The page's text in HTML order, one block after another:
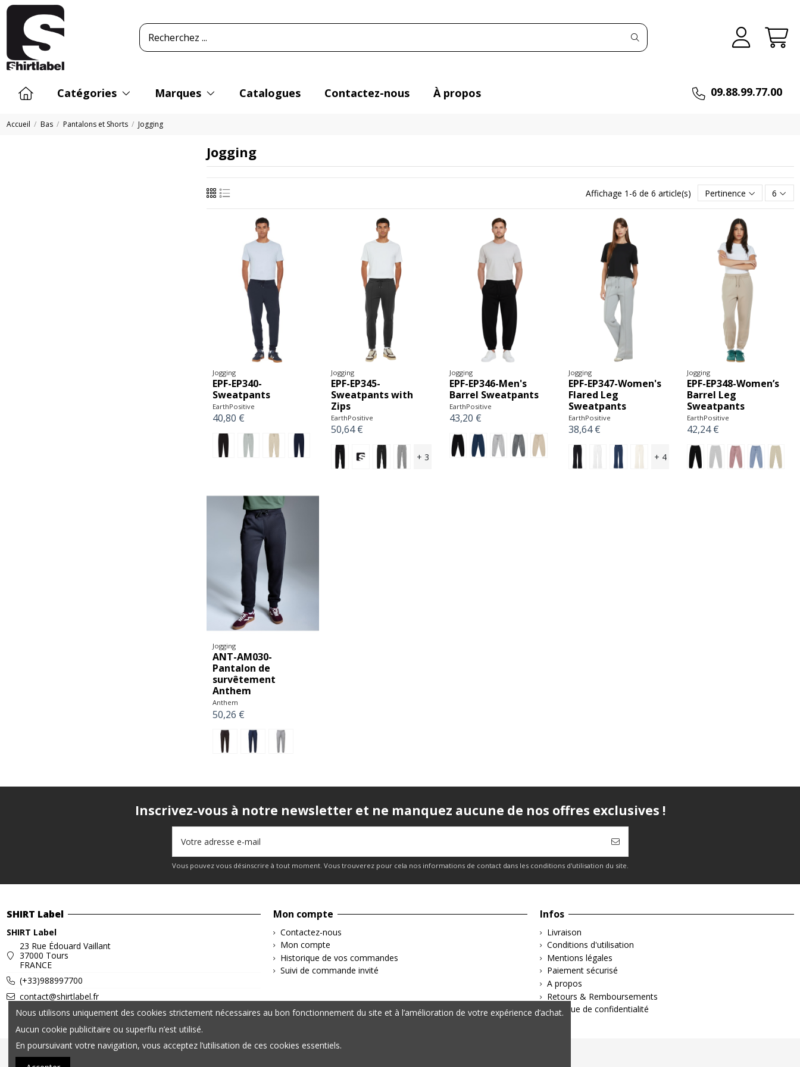
Catégories Marques Catalogues Contactez-nous À propos 09.88.99.77.00
Accueil Bas Pantalons et Shorts Jogging
Jogging
Affichage 1-6 de 6 article(s) Pertinence 6
Jogging
EPF-EP340-
Sweatpants
EarthPositive
40,80 €
Jogging
EPF-EP345-
Sweatpants with
Zips
EarthPositive
50,64 €
+ 3
Jogging
EPF-EP346-Men's
Barrel Sweatpants
EarthPositive
43,20 €
Jogging
EPF-EP347-Women's
Flared Leg
Sweatpants
EarthPositive
38,64 €
+ 4
Jogging
EPF-EP348-Women’s
Barrel Leg
Sweatpants
EarthPositive
42,24 €
Jogging
ANT-AM030-
Pantalon de
survêtement
Anthem
Anthem
50,26 €
Inscrivez-vous à notre newsletter et ne manquez aucune de nos offres exclusives !
Vous pouvez vous désinscrire à tout moment. Vous trouverez pour cela nos informations de contact dans les conditions d'utilisation du site.
SHIRT Label
SHIRT Label
23 Rue Édouard Vaillant
37000 Tours
FRANCE
(+33)988997700
contact@shirtlabel.fr
Mon compte
Contactez-nous
Mon compte
Historique de vos commandes
Suivi de commande invité
Infos
Livraison
Conditions d'utilisation
Mentions légales
Paiement sécurisé
A propos
Retours & Remboursements
Politique de confidentialité
Nous utilisons uniquement des cookies strictement nécessaires au bon fonctionnement du site et à l’amélioration de votre expérience d’achat.
Aucun cookie publicitaire ou superflu n’est utilisé.
En poursuivant votre navigation, vous acceptez l’utilisation de ces cookies essentiels.